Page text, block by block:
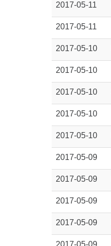
2017-05-11
2017-05-11
2017-05-10
2017-05-10
2017-05-10
2017-05-10
2017-05-10
2017-05-09
2017-05-09
2017-05-09
2017-05-09
2017-05-09